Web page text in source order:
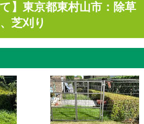
】東京都東村山市：除草
芝刈り